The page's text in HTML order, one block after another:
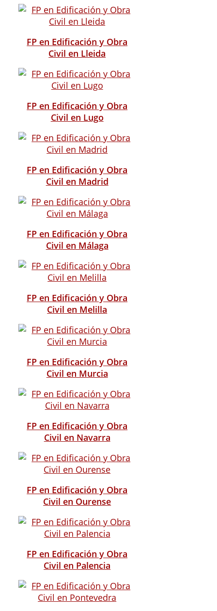
FP en Edificación y Obra
Civil en Lleida
FP en Edificación y Obra
Civil en Lugo
FP en Edificación y Obra
Civil en Madrid
FP en Edificación y Obra
Civil en Málaga
FP en Edificación y Obra
Civil en Melilla
FP en Edificación y Obra
Civil en Murcia
FP en Edificación y Obra
Civil en Navarra
FP en Edificación y Obra
Civil en Ourense
FP en Edificación y Obra
Civil en Palencia